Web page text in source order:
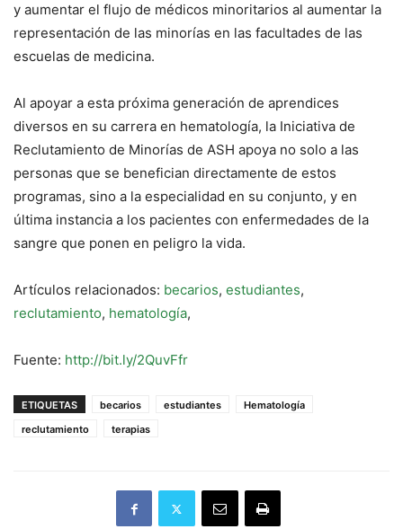
y aumentar el flujo de médicos minoritarios al aumentar la
representación de las minorías en las facultades de las
escuelas de medicina.
Al apoyar a esta próxima generación de aprendices
diversos en su carrera en hematología, la Iniciativa de
Reclutamiento de Minorías de ASH apoya no solo a las
personas que se benefician directamente de estos
programas, sino a la especialidad en su conjunto, y en
última instancia a los pacientes con enfermedades de la
sangre que ponen en peligro la vida.
Artículos relacionados: becarios, estudiantes,
reclutamiento, hematología,
Fuente: http://bit.ly/2QuvFfr
ETIQUETAS becarios estudiantes
Hematología
reclutamiento
terapias